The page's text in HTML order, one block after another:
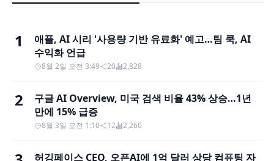
1
애플, AI 시리 '사용량 기반 유료화' 예고…팀 쿡, AI
수익화 언급
8월 2일 오전 3:49 20 2,828
2
구글 AI Overview, 미국 검색 비율 43% 상승…1년
만에 15% 급증
8월 3일 오전 1:10 12 2,260
허깅페이스 CEO, 오픈AI에 1억 달러 상당 컴퓨팅 자